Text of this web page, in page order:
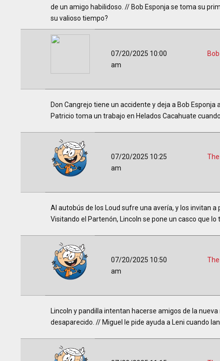
de un amigo habilidoso. // Bob Esponja se toma su
su valioso tiempo?
07/20/2025 10:00
am
Don Cangrejo tiene un accidente y deja a Bob
Patricio toma un trabajo en Helados Cacahuate
07/20/2025 10:25
am
Al autobús de los Loud sufre una avería, y los invitan
Visitando el Partenón, Lincoln se pone un casco que
07/20/2025 10:50
am
Lincoln y pandilla intentan hacerse amigos de la
desaparecido. // Miguel le pide ayuda a Leni cuando